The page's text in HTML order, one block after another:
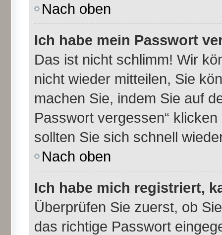
Nach oben
Ich habe mein Passwort
Das ist nicht schlimm! Wir
nicht wieder mitteilen, Sie
machen Sie, indem Sie auf
Passwort vergessen“
sollten Sie sich schnell
Nach oben
Ich habe mich registriert,
Überprüfen Sie zuerst, ob
das richtige Passwort